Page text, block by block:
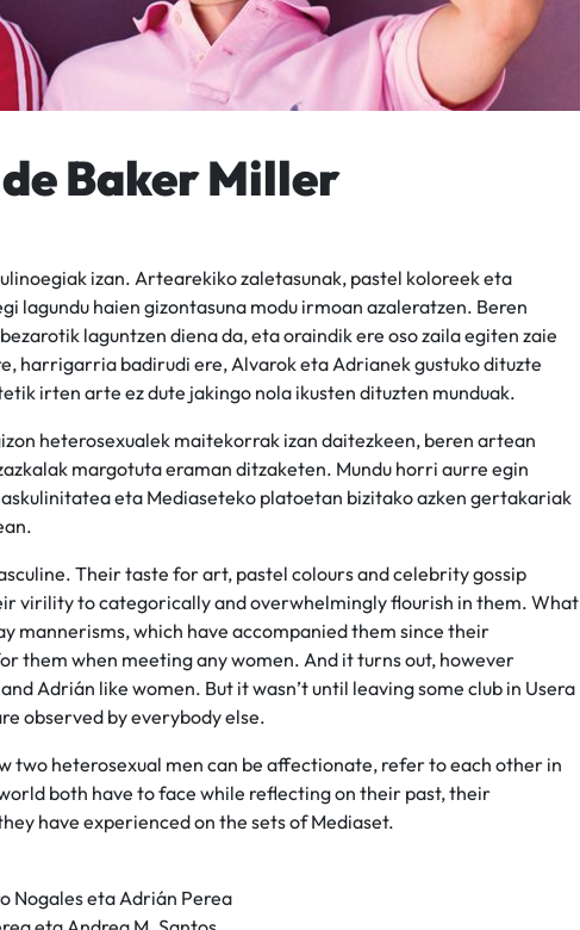
Baker Miller
izan. Artearekiko zaletasunak, pastel koloreek eta
lagundu haien gizontasuna modu irmoan azaleratzen. Beren
laguntzen diena da, eta oraindik ere oso zaila egiten zaie
harrigarria badirudi ere, Alvarok eta Adrianek gustuko dituzte
irten arte ez dute jakingo nola ikusten dituzten munduak.
heterosexualek maitekorrak izan daitezkeen, beren artean
margotuta eraman ditzaketen. Mundu horri aurre egin
eta Mediaseteko platoetan bizitako azken gertakariak
Their taste for art, pastel colours and celebrity gossip
virility to categorically and overwhelmingly flourish in them. What
mannerisms, which have accompanied them since their
them when meeting any women. And it turns out, however
Adrián like women. But it wasn’t until leaving some club in Usera
observed by everybody else.
two heterosexual men can be affectionate, refer to each other in
both have to face while reflecting on their past, their
have experienced on the sets of Mediaset.
Nogales eta Adrián Perea